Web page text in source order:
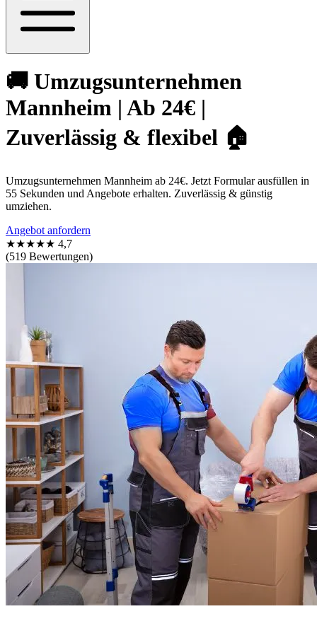
🚚 Umzugsunternehmen
Mannheim | Ab 24€ |
Zuverlässig & flexibel 🏠
Umzugsunternehmen Mannheim ab 24€. Jetzt Formular ausfüllen in
55 Sekunden und Angebote erhalten. Zuverlässig & günstig
umziehen.
Angebot anfordern
★★★★★ 4,7
(519 Bewertungen)